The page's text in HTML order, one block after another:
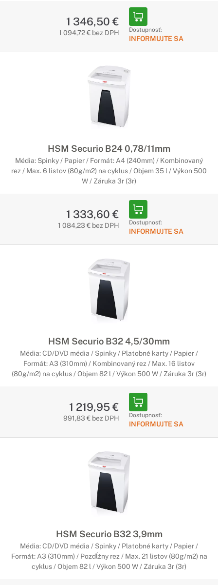
1 346,50 €
1 094,72 € bez DPH Dostupnosť:
INFORMUJTE SA
HSM Securio B24 0,78/11mm
Média: Spinky / Papier / Formát: A4 (240mm) / Kombinovaný
rez / Max. 6 listov (80g/m2) na cyklus / Objem 35 l / Výkon 500
W / Záruka 3r (3r)
1 333,60 €
1 084,23 € bez DPH Dostupnosť:
INFORMUJTE SA
HSM Securio B32 4,5/30mm
Média: CD/DVD média / Spinky / Platobné karty / Papier /
Formát: A3 (310mm) / Kombinovaný rez / Max. 16 listov
(80g/m2) na cyklus / Objem 82 l / Výkon 500 W / Záruka 3r (3r)
1 219,95 €
991,83 € bez DPH Dostupnosť:
INFORMUJTE SA
HSM Securio B32 3,9mm
Média: CD/DVD média / Spinky / Platobné karty / Papier /
Formát: A3 (310mm) / Pozdĺžny rez / Max. 21 listov (80g/m2) na
cyklus / Objem 82 l / Výkon 500 W / Záruka 3r (3r)